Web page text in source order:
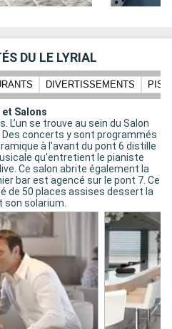
DU LE LYRIAL
DIVERTISSEMENTS
et Salons
L’un se trouve au sein du Salon
Des concerts y sont programmés
à l'avant du pont 6 distille
qu'entretient le pianiste
Ce salon abrite également la
bar est agencé sur le pont 7. Ce
de 50 places assises dessert la
son solarium.